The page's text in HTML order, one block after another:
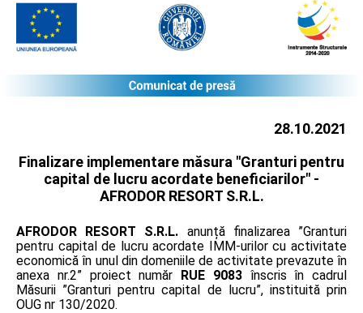
28.10.2021
Finalizare implementare măsura "Granturi pentru
capital de lucru acordate beneficiarilor" -
AFRODOR RESORT S.R.L.
AFRODOR RESORT S.R.L. anunță finalizarea ”Granturi
pentru capital de lucru acordate IMM-urilor cu activitate
economică în unul din domeniile de activitate prevazute în
anexa nr.2” proiect număr RUE 9083înscris în cadrul
Măsurii ”Granturi pentru capital de lucru”, instituită prin
OUG nr 130/2020.